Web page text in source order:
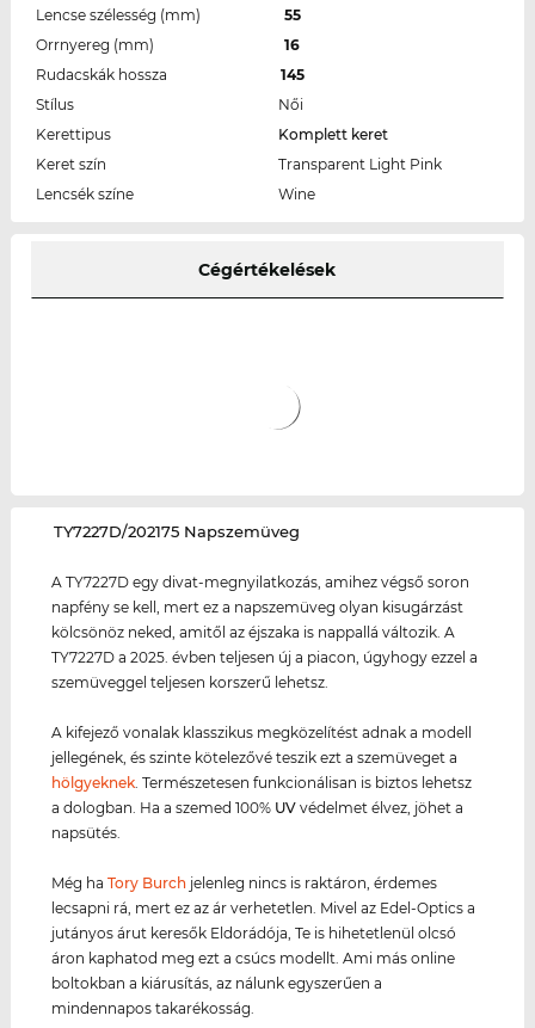
Lencse szélesség (mm)
55
Orrnyereg (mm)
16
Rudacskák hossza
145
Stílus
Női
Kerettipus
Komplett keret
Keret szín
Transparent Light Pink
Lencsék színe
Wine
Cégértékelések
‌TY7227D/202175 Napszemüveg
A TY7227D egy divat-megnyilatkozás, amihez végső soron
napfény se kell, mert ez a napszemüveg olyan kisugárzást
kölcsönöz neked, amitől az éjszaka is nappallá változik. A
TY7227D a 2025. évben teljesen új a piacon, úgyhogy ezzel a
szemüveggel teljesen korszerű lehetsz.
A kifejező vonalak klasszikus megközelítést adnak a modell
jellegének, és szinte kötelezővé teszik ezt a szemüveget a
hölgyeknek. Természetesen funkcionálisan is biztos lehetsz
a dologban. Ha a szemed 100% UV védelmet élvez, jöhet a
napsütés.
Még haTory Burch jelenleg nincs is raktáron, érdemes
lecsapni rá, mert ez az ár verhetetlen. Mivel az Edel-Optics a
jutányos árut keresők Eldorádója, Te is hihetetlenül olcsó
áron kaphatod meg ezt a csúcs modellt. Ami más online
boltokban a kiárusítás, az nálunk egyszerűen a
mindennapos takarékosság.